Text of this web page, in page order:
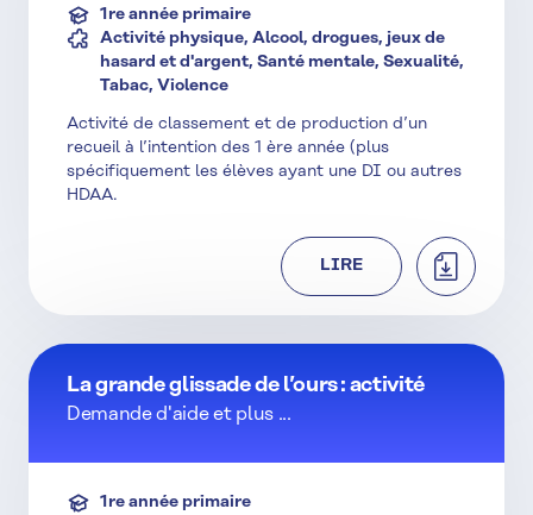
1re année primaire
Activité physique, Alcool, drogues, jeux de
hasard et d'argent, Santé mentale, Sexualité,
Tabac, Violence
Activité de classement et de production d’un
recueil à l’intention des 1 ère année (plus
spécifiquement les élèves ayant une DI ou autres
HDAA.
LIRE
La grande glissade de l’ours : activité
Demande d'aide et plus ...
1re année primaire